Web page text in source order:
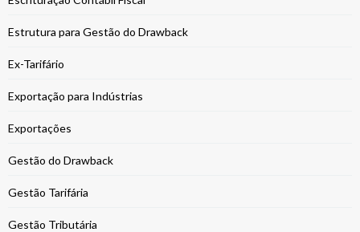
Estrutura para Gestão do Drawback
Ex-Tarifário
Exportação para Indústrias
Exportações
Gestão do Drawback
Gestão Tarifária
Gestão Tributária